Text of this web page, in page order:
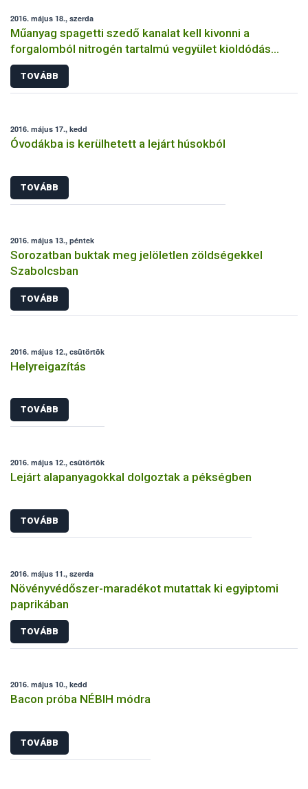
2016. május 18., szerda
Műanyag spagetti szedő kanalat kell kivonni a
forgalomból nitrogén tartalmú vegyület kioldódás
miatt
TOVÁBB
2016. május 17., kedd
Óvodákba is kerülhetett a lejárt húsokból
TOVÁBB
2016. május 13., péntek
Sorozatban buktak meg jelöletlen zöldségekkel
Szabolcsban
TOVÁBB
2016. május 12., csütörtök
Helyreigazítás
TOVÁBB
2016. május 12., csütörtök
Lejárt alapanyagokkal dolgoztak a pékségben
TOVÁBB
2016. május 11., szerda
Növényvédőszer-maradékot mutattak ki egyiptomi
paprikában
TOVÁBB
2016. május 10., kedd
Bacon próba NÉBIH módra
TOVÁBB